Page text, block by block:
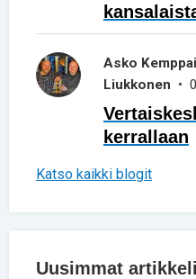
Asko
Liukkonen •
kerrallaan
Katso kaikki blogit
Uusimmat